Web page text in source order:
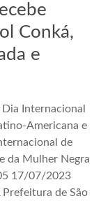
Conká,
e
Internacional
Americana e
de
da Mulher Negra
17/07/2023
Prefeitura de São